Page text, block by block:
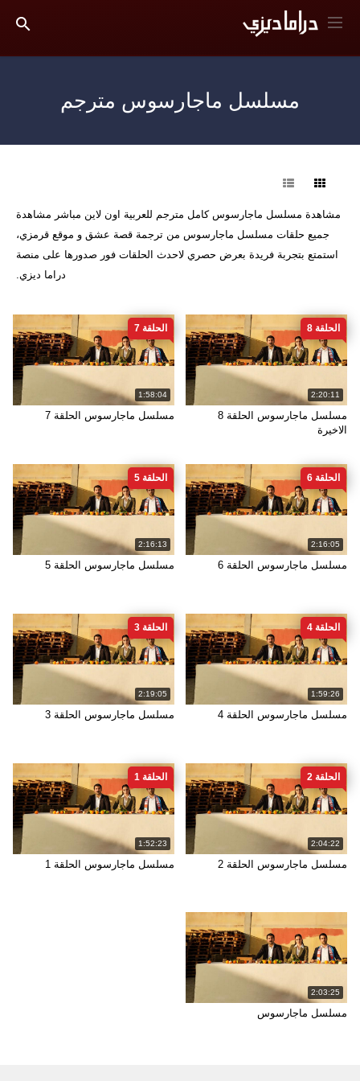
مسلسل ماجارسوس مترجم
مشاهدة مسلسل ماجارسوس كامل مترجم للعربية اون لاين مباشر مشاهدة
جميع حلقات مسلسل ماجارسوس من ترجمة قصة عشق و موقع قرمزي،
استمتع بتجربة فريدة بعرض حصري لاحدث الحلقات فور صدورها على منصة
دراما ديزي.
2:20:11
الحلقة 8
مسلسل ماجارسوس الحلقة 8
الاخيرة
1:58:04
الحلقة 7
مسلسل ماجارسوس الحلقة 7
2:16:05
الحلقة 6
مسلسل ماجارسوس الحلقة 6
2:16:13
الحلقة 5
مسلسل ماجارسوس الحلقة 5
1:59:26
الحلقة 4
مسلسل ماجارسوس الحلقة 4
2:19:05
الحلقة 3
مسلسل ماجارسوس الحلقة 3
2:04:22
الحلقة 2
مسلسل ماجارسوس الحلقة 2
1:52:23
الحلقة 1
مسلسل ماجارسوس الحلقة 1
2:03:25
مسلسل ماجارسوس